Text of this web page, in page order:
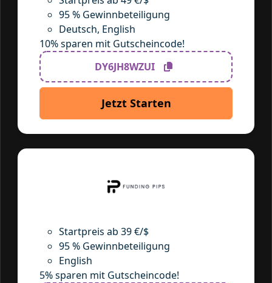
95 % Gewinnbeteiligung
Deutsch, English
10% sparen mit Gutscheincode!
DY6JH8WZUI
Jetzt Starten
Startpreis ab 39 €/$
95 % Gewinnbeteiligung
English
5% sparen mit Gutscheincode!